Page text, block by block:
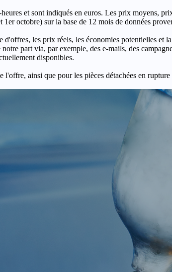
et sont indiqués en euros. Les prix moyens,
octobre) sur la base de 12 mois de données
les prix réels, les économies potentielles et
part via, par exemple, des e-mails, des
disponibles.
l'offre, ainsi que pour les pièces détachées en rupture